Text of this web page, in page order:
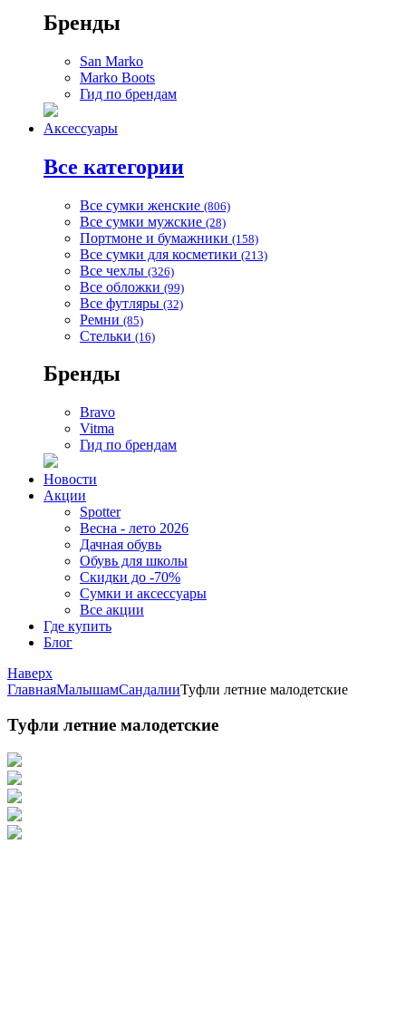
Бренды
San Marko
Marko Boots
Гид по брендам
Аксессуары
Все категории
Все сумки женские (806)
Все сумки мужские (28)
Портмоне и бумажники (158)
Все сумки для косметики (213)
Все чехлы (326)
Все обложки (99)
Все футляры (32)
Ремни (85)
Стельки (16)
Бренды
Bravo
Vitma
Гид по брендам
Новости
Акции
Spotter
Весна - лето 2026
Дачная обувь
Обувь для школы
Скидки до -70%
Сумки и аксессуары
Все акции
Где купить
Блог
Наверх
ГлавнаяМалышамСандалииТуфли летние малодетские
Туфли летние малодетские